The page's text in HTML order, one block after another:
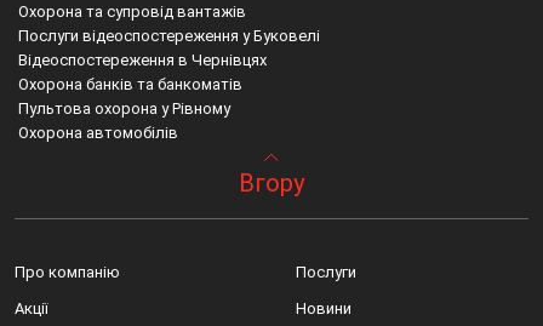
Охорона та супровід вантажів
Послуги відеоспостереження у Буковелі
Відеоспостереження в Чернівцях
Охорона банків та банкоматів
Пультова охорона у Рівному
Охорона автомобілів
Послуги тілоохоронця у Хмельницькому
Охорона котеджів
Фізична охорона у Черкасах
Луцьк охорона
Охорона сигналізація на авто
Івано франківська область пожежна охорона
Охтирка сигналізація відеоспостереження
Системи відеоспостереження дрогобич
Полтавська область мобільна тривожна кнопка
Вгору
Про компанію
Послуги
Акції
Новини